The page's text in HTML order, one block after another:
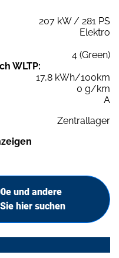
207 kW / 281 PS
Elektro
4 (Green)
WLTP:
17,8 kWh/100km
0 g/km
A
Zentrallager
und andere
hier suchen